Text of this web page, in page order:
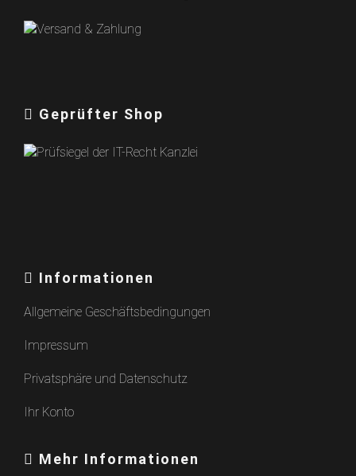
Geprüfter Shop
Informationen
Allgemeine Geschäftsbedingungen
Impressum
Privatsphäre und Datenschutz
Ihr Konto
Mehr Informationen